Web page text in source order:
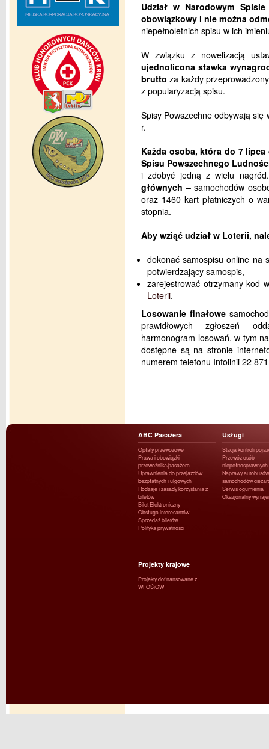
Udział w Narodowym
obowiązkowy i nie można
niepełnoletnich spisu w ich
W związku z nowelizacją
ujednolicona stawka
brutto za każdy
z popularyzacją spisu.
Spisy Powszechne odbywają się
r.
Każda osoba, która do 7
Spisu Powszechnego
i zdobyć jedną z wielu
głównych – samochodów
oraz 1460 kart płatniczych o
stopnia.
Aby wziąć udział w Loterii,
dokonać samospisu online na
potwierdzający samospis,
zarejestrować otrzymany kod
Loterii.
Losowanie finałowe
prawidłowych zgłoszeń
harmonogram losowań, w tym
dostępne są na stronie
numerem telefonu Infolinii 22
ABC Pasażera
Opłaty przewozowe
Prawa i obowiązki
przewoźnika/pasażera
Uprawnienia do przejazdów
bezpłatnych i ulgowych
Rodzaje i zasady korzystania z
biletów
Bilet Elektroniczny
Obsługa interesantów
Sprzedaż biletów
Polityka prywatności
Usługi
Stacja kontroli
Przewóz osób
niepełnosprawnych
Naprawy
samochodów
Serwis ogumienia
Okazjonalny
Projekty krajowe
Projekty dofinansowane z
WFOŚiGW